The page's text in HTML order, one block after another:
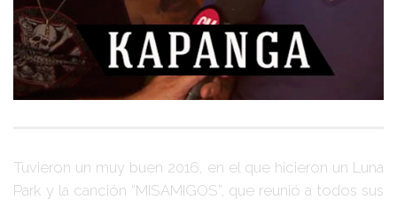
Tuvieron un muy buen 2016, en el que hicieron un Luna
Park y la canción “MISAMIGOS” , que reunió a todos sus